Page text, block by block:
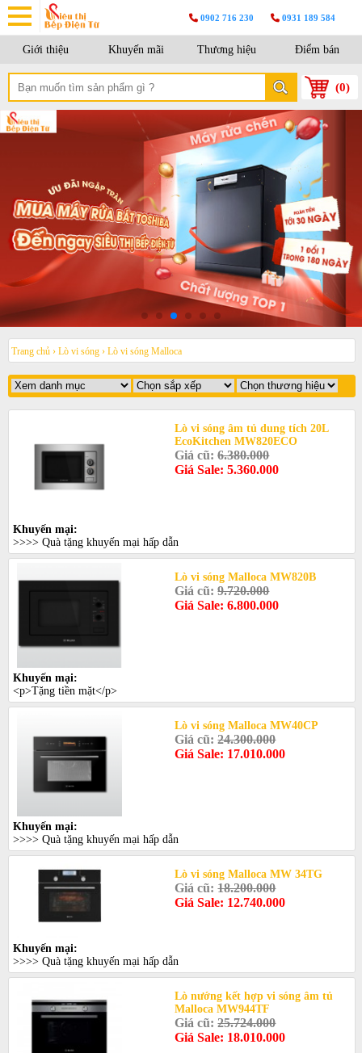
0902 716 230 0931 189 584
Giới thiệu Khuyến mãi Thương hiệu Điểm bán
(0)
Trang chủ › Lò vi sóng › Lò vi sóng Malloca
Lò vi sóng âm tủ dung tích 20L
EcoKitchen MW820ECO
Giá cũ:6.380.000
Giá Sale: 5.360.000
Khuyến mại:
>>>> Quà tặng khuyến mại hấp dẫn
Lò vi sóng Malloca MW820B
Giá cũ:9.720.000
Giá Sale: 6.800.000
Khuyến mại:
<p>Tặng tiền mặt</p>
Lò vi sóng Malloca MW40CP
Giá cũ:24.300.000
Giá Sale: 17.010.000
Khuyến mại:
>>>> Quà tặng khuyến mại hấp dẫn
Lò vi sóng Malloca MW 34TG
Giá cũ:18.200.000
Giá Sale: 12.740.000
Khuyến mại:
>>>> Quà tặng khuyến mại hấp dẫn
Lò nướng kết hợp vi sóng âm tủ
Malloca MW944TF
Giá cũ:25.724.000
Giá Sale: 18.010.000